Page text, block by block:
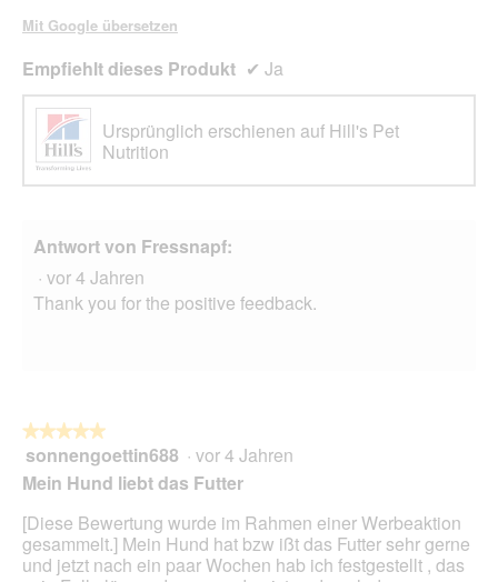
Mit Google übersetzen
Empfiehlt dieses Produkt ✔ Ja
Ursprünglich erschienen auf Hill's Pet
Nutrition
Antwort von Fressnapf:
· vor 4 Jahren
Thank you for the positive feedback.
★★★★★
★★★★★
5
Sternen.
sonnengoettin688 · vor 4 Jahren
Mein Hund liebt das Futter
[Diese Bewertung wurde im Rahmen einer Werbeaktion
gesammelt.] Mein Hund hat bzw ißt das Futter sehr gerne
und jetzt nach ein paar Wochen hab ich festgestellt , das